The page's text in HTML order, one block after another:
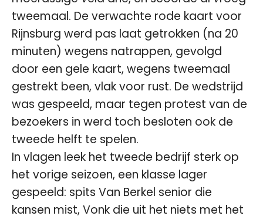
tweemaal. De verwachte rode kaart voor
Rijnsburg werd pas laat getrokken (na 20
minuten) wegens natrappen, gevolgd
door een gele kaart, wegens tweemaal
gestrekt been, vlak voor rust. De wedstrijd
was gespeeld, maar tegen protest van de
bezoekers in werd toch besloten ook de
tweede helft te spelen.
In vlagen leek het tweede bedrijf sterk op
het vorige seizoen, een klasse lager
gespeeld: spits Van Berkel senior die
kansen mist, Vonk die uit het niets met het